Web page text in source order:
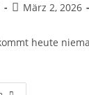
März 2, 2026
heute